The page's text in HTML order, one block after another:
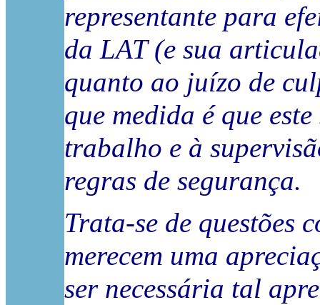
representante para
da LAT (e sua
quanto ao juízo de
que medida é que
trabalho e à
regras de segurança.
Trata-se de questões
merecem uma
ser necessária tal